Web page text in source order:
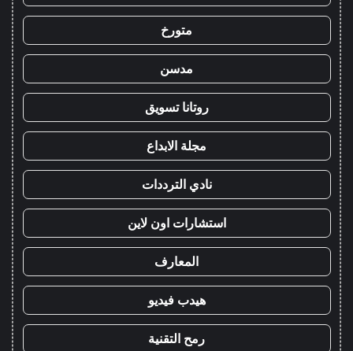
متورخ
مدسن
روتانا تسويق
مجلة الابداع
نادي الترددات
استشارات اون لاين
المعارف
هيدب فيديو
رمح التقنية